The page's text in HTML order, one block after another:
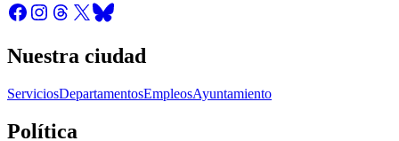
Nuestra ciudad
ServiciosDepartamentosEmpleosAyuntamiento
Política